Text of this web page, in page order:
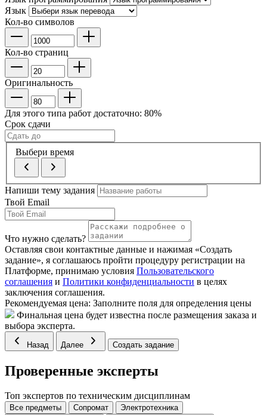
Язык
Кол-во символов
Кол-во страниц
Оригинальность
Для этого типа работ достаточно: 80%
Срок сдачи
Выбери время
Напиши тему задания
Твой Email
Что нужно сделать?
Оставляя свои контактные данные и нажимая «Создать
задание», я соглашаюсь пройти процедуру регистрации на
Платформе, принимаю условия Пользовательского
соглашения и Политики конфиденциальности в целях
заключения соглашения.
Рекомендуемая цена: Заполните поля для определения цены
Финальная цена будет известна после размещения заказа и
выбора эксперта.
Назад Далее Создать задание
Проверенные эксперты
Топ экспертов по техническим дисциплинам
Все предметы Сопромат
Электротехника